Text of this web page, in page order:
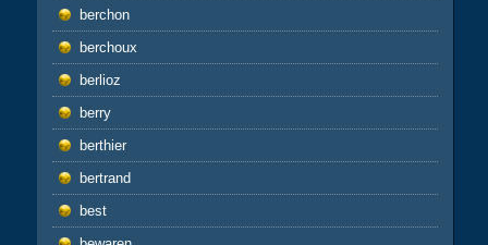
berchon
berchoux
berlioz
berry
berthier
bertrand
best